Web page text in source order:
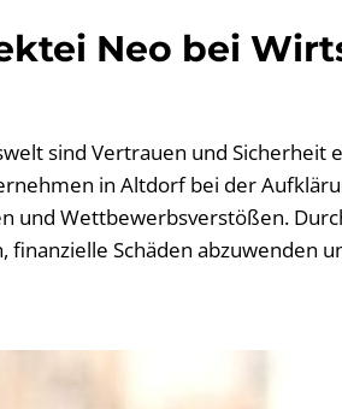
Neo bei
sind Vertrauen und
in Altdorf bei der
und Wettbewerbsverstößen.
finanzielle Schäden abzuwenden